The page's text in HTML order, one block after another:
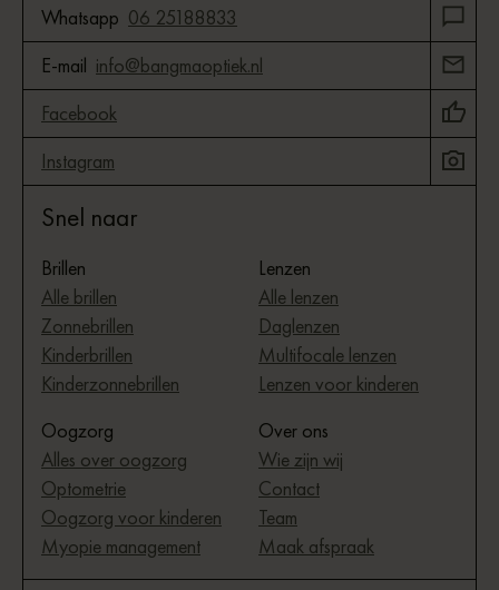
Whatsapp 06 25188833
E-mail info@bangmaoptiek.nl
Facebook
Instagram
Snel naar
Brillen
Alle brillen
Zonnebrillen
Kinderbrillen
Kinderzonnebrillen
Lenzen
Alle lenzen
Daglenzen
Multifocale lenzen
Lenzen voor kinderen
Oogzorg
Alles over oogzorg
Optometrie
Oogzorg voor kinderen
Myopie management
Over ons
Wie zijn wij
Contact
Team
Maak afspraak